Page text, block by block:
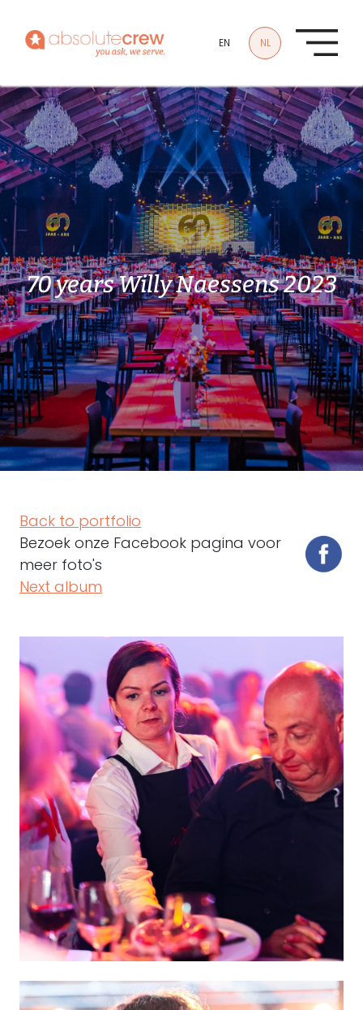
EN NL
70 years Willy Naessens 2023
Back to portfolio
Bezoek onze Facebook pagina voor
meer foto's
Next album